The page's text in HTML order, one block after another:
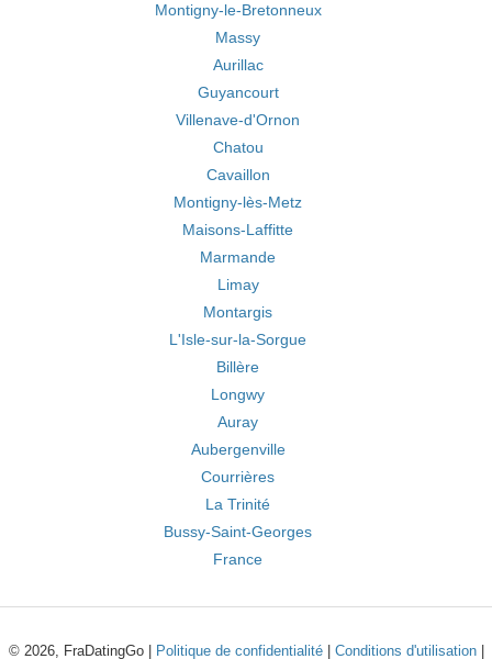
Montigny-le-Bretonneux
Massy
Aurillac
Guyancourt
Villenave-d'Ornon
Chatou
Cavaillon
Montigny-lès-Metz
Maisons-Laffitte
Marmande
Limay
Montargis
L'Isle-sur-la-Sorgue
Billère
Longwy
Auray
Aubergenville
Courrières
La Trinité
Bussy-Saint-Georges
France
© 2026, FraDatingGo | Politique de confidentialité| Conditions d'utilisation|